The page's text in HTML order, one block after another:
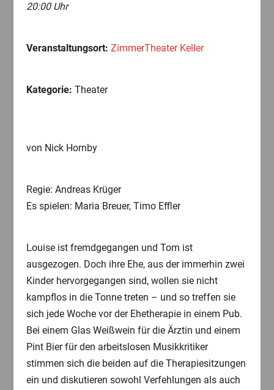
20:00 Uhr
Veranstaltungsort: ZimmerTheater Keller
Kategorie: Theater
von Nick Hornby
Regie: Andreas Krüger
Es spielen: Maria Breuer, Timo Effler
Louise ist fremdgegangen und Tom ist
ausgezogen. Doch ihre Ehe, aus der immerhin zwei
Kinder hervorgegangen sind, wollen sie nicht
kampflos in die Tonne treten – und so treffen sie
sich jede Woche vor der Ehetherapie in einem Pub.
Bei einem Glas Weißwein für die Ärztin und einem
Pint Bier für den arbeitslosen Musikkritiker
stimmen sich die beiden auf die Therapiesitzungen
ein und diskutieren sowohl Verfehlungen als auch